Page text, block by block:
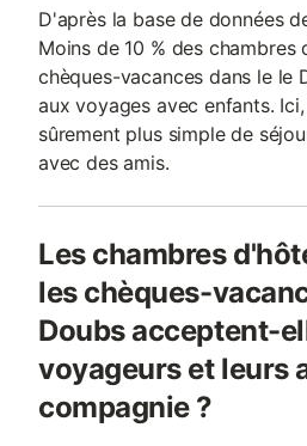
D'après la base de données
Moins de 10 % des
chèques-vacances dans le le
aux voyages avec enfants.
sûrement plus simple de
avec des amis.
Les chambres
les chèques-
Doubs acceptent-
voyageurs et leurs
compagnie ?